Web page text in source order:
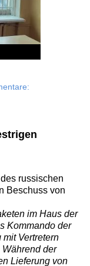
russischen
Beschuss von
im Haus der
Kommando der
Vertretern
der
Lieferung von